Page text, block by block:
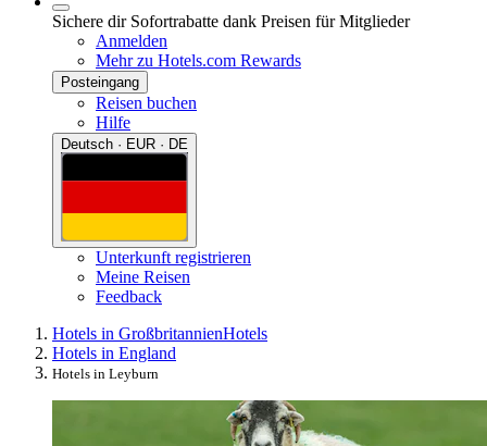
Sichere dir Sofortrabatte dank Preisen für Mitglieder
Anmelden
Mehr zu Hotels.com Rewards
Posteingang
Reisen buchen
Hilfe
Deutsch · EUR · DE
Unterkunft registrieren
Meine Reisen
Feedback
Hotels in GroßbritannienHotels
Hotels in England
Hotels in Leyburn